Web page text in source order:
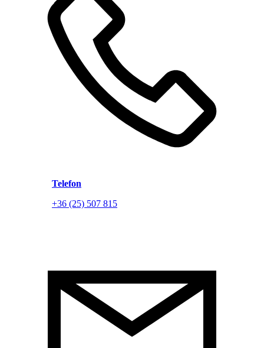
Telefon
+36 (25) 507 815